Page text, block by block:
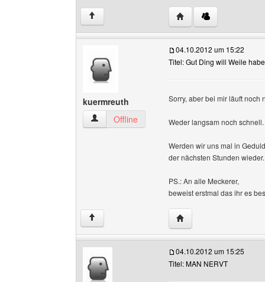
↑ Website dieses
kuermreuth
kuermreuth Benutzer-Profile anzeigen
Offline
04.10.2012 um 15:22
Titel: Gut Ding will Weile
Sorry, aber bei mir läuft noch
Weder langsam noch schnell.
Werden wir uns mal in
der nächsten Stunden wieder.
PS.: An alle Meckerer,
beweist erstmal das ihr es
↑ Website dieses
04.10.2012 um 15:25
Titel: MAN NERVT